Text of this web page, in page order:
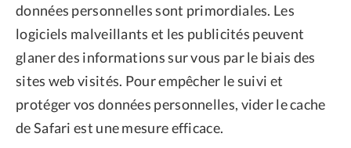
données personnelles sont primordiales. Les
logiciels malveillants et les publicités peuvent
glaner des informations sur vous par le biais des
sites web visités. Pour empêcher le suivi et
protéger vos données personnelles, vider le cache
de Safari est une mesure efficace.